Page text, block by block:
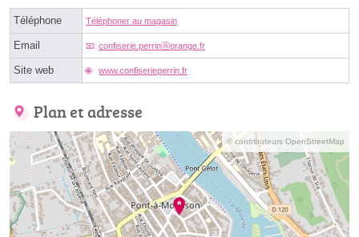
Téléphone Téléphoner au magasin
Email confiserie.perrinⓐorange.fr
Site web www.confiserieperrin.fr
Plan et adresse
© contributeurs OpenStreetMap